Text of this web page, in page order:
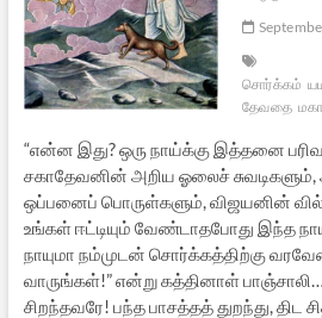
சொர்க்கம்
தேவதை
“என்ன இது? ஒரு நாய்க்கு இத்தனை
சகாதேவனின் அறிய ஓலைச்
ஒப்பனைப் பொருள்களும், விஜயனின்
உங்கள் ஈட்டியும் வேண்டாதபோது இந்த
நாயுமா நம்முடன் சொர்க்கத்திற்கு
வாருங்கள்!” என்று கத்தினாள்
சிறந்தவரே! பந்த பாசத்தத் துறந்து, திட